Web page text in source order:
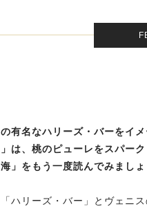
有名なハリーズ・バーをイメ
は、桃のピューレをスパー
」をもう一度読んでみましょ
ハリーズ・バー」とヴェニ